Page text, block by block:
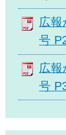
広
号
広
号